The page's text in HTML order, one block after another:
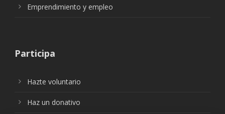
Emprendimiento y empleo
Participa
Hazte voluntario
Haz un donativo